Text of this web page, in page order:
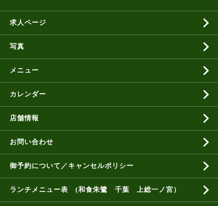
求人ページ
写真
メニュー
カレンダー
店舗情報
お問い合わせ
御予約について／キャンセルポリシー
ランチメニュー表 (和食朱鷺 千葉 上総一ノ宮）